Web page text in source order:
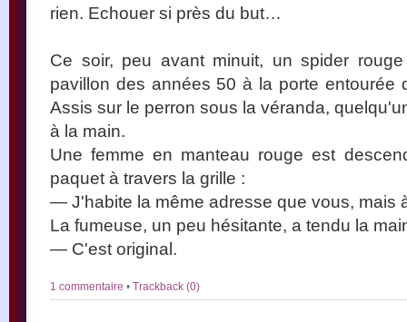
rien. Echouer si près du but…
Ce soir, peu avant minuit, un spider
pavillon des années 50 à la porte entourée
Assis sur le perron sous la véranda,
à la main.
Une femme en manteau rouge est
paquet à travers la grille :
— J'habite la même adresse que vous, mais
La fumeuse, un peu hésitante, a tendu la
— C'est original.
1 commentaire • Trackback (0)